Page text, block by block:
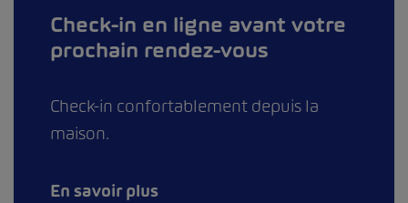
Check-in en ligne avant votre
prochain rendez-vous
Check-in confortablement depuis la
maison.
En savoir plus